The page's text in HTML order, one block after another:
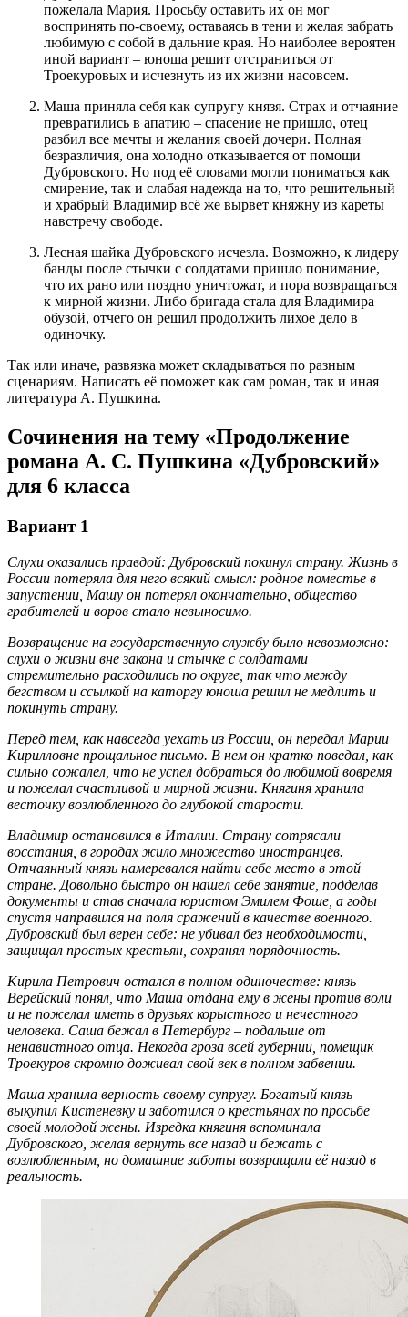
пожелала Мария. Просьбу оставить их он мог
воспринять по-своему, оставаясь в тени и желая забрать
любимую с собой в дальние края. Но наиболее вероятен
иной вариант – юноша решит отстраниться от
Троекуровых и исчезнуть из их жизни насовсем.
Маша приняла себя как супругу князя. Страх и отчаяние
превратились в апатию – спасение не пришло, отец
разбил все мечты и желания своей дочери. Полная
безразличия, она холодно отказывается от помощи
Дубровского. Но под её словами могли пониматься как
смирение, так и слабая надежда на то, что решительный
и храбрый Владимир всё же вырвет княжну из кареты
навстречу свободе.
Лесная шайка Дубровского исчезла. Возможно, к лидеру
банды после стычки с солдатами пришло понимание,
что их рано или поздно уничтожат, и пора возвращаться
к мирной жизни. Либо бригада стала для Владимира
обузой, отчего он решил продолжить лихое дело в
одиночку.
Так или иначе, развязка может складываться по разным
сценариям. Написать её поможет как сам роман, так и иная
литература А. Пушкина.
Сочинения на тему «Продолжение
романа А. С. Пушкина «Дубровский»
для 6 класса
Вариант 1
Слухи оказались правдой: Дубровский покинул страну. Жизнь в
России потеряла для него всякий смысл: родное поместье в
запустении, Машу он потерял окончательно, общество
грабителей и воров стало невыносимо.
Возвращение на государственную службу было невозможно:
слухи о жизни вне закона и стычке с солдатами
стремительно расходились по округе, так что между
бегством и ссылкой на каторгу юноша решил не медлить и
покинуть страну.
Перед тем, как навсегда уехать из России, он передал Марии
Кирилловне прощальное письмо. В нем он кратко поведал, как
сильно сожалел, что не успел добраться до любимой вовремя
и пожелал счастливой и мирной жизни. Княгиня хранила
весточку возлюбленного до глубокой старости.
Владимир остановился в Италии. Страну сотрясали
восстания, в городах жило множество иностранцев.
Отчаянный князь намеревался найти себе место в этой
стране. Довольно быстро он нашел себе занятие, подделав
документы и став сначала юристом Эмилем Фоше, а годы
спустя направился на поля сражений в качестве военного.
Дубровский был верен себе: не убивал без необходимости,
защищал простых крестьян, сохранял порядочность.
Кирила Петрович остался в полном одиночестве: князь
Верейский понял, что Маша отдана ему в жены против воли
и не пожелал иметь в друзьях корыстного и нечестного
человека. Саша бежал в Петербург – подальше от
ненавистного отца. Некогда гроза всей губернии, помещик
Троекуров скромно доживал свой век в полном забвении.
Маша хранила верность своему супругу. Богатый князь
выкупил Кистеневку и заботился о крестьянах по просьбе
своей молодой жены. Изредка княгиня вспоминала
Дубровского, желая вернуть все назад и бежать с
возлюбленным, но домашние заботы возвращали её назад в
реальность.